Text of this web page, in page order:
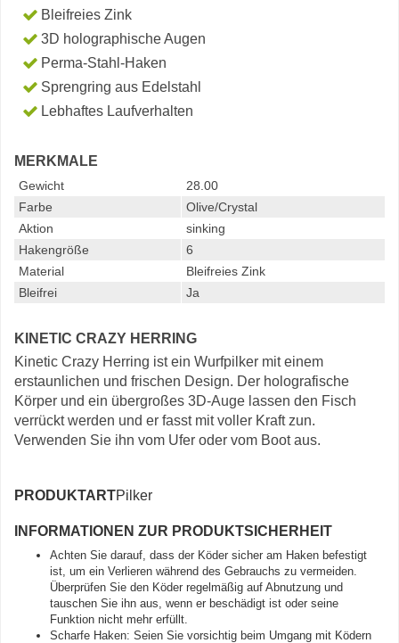
Bleifreies Zink
3D holographische Augen
Perma-Stahl-Haken
Sprengring aus Edelstahl
Lebhaftes Laufverhalten
MERKMALE
Gewicht
28.00
Farbe
Olive/Crystal
Aktion
sinking
Hakengröße
6
Material
Bleifreies Zink
Bleifrei
Ja
KINETIC CRAZY HERRING
Kinetic Crazy Herring ist ein Wurfpilker mit einem
erstaunlichen und frischen Design. Der holografische
Körper und ein übergroßes 3D-Auge lassen den Fisch
verrückt werden und er fasst mit voller Kraft zun.
Verwenden Sie ihn vom Ufer oder vom Boot aus.
PRODUKTARTPilker
INFORMATIONEN ZUR PRODUKTSICHERHEIT
Achten Sie darauf, dass der Köder sicher am Haken befestigt
ist, um ein Verlieren während des Gebrauchs zu vermeiden.
Überprüfen Sie den Köder regelmäßig auf Abnutzung und
tauschen Sie ihn aus, wenn er beschädigt ist oder seine
Funktion nicht mehr erfüllt.
Scharfe Haken: Seien Sie vorsichtig beim Umgang mit Ködern